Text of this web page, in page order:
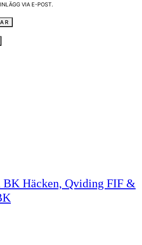
VIA E-POST.
BK Häcken, Qviding FIF &